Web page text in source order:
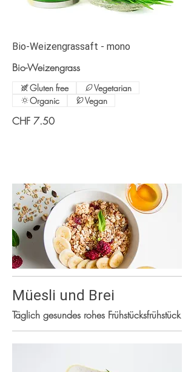
Bio-Weizengrassaft - mono
Bio-Weizengrass
CHF 7.50
Gluten free
Vegetarian
Organic
Vegan
Müesli und Brei
Täglich gesundes rohes Frühstücksfrühstück